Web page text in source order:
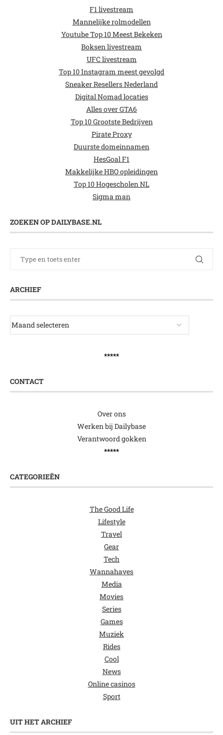
F1 livestream
Mannelijke rolmodellen
Youtube Top 10 Meest Bekeken
Boksen livestream
UFC livestream
Top 10 Instagram meest gevolgd
Sneaker Resellers Nederland
Digital Nomad locaties
Alles over GTA6
Top 10 Grootste Bedrijven
Pirate Proxy
Duurste domeinnamen
HesGoal F1
Makkelijke HBO opleidingen
Top 10 Hogescholen NL
Sigma man
ZOEKEN OP DAILYBASE.NL
ARCHIEF
*****
CONTACT
Over ons
Werken bij Dailybase
Verantwoord gokken
*****
CATEGORIEËN
The Good Life
Lifestyle
Travel
Gear
Tech
Wannahaves
Media
Movies
Series
Games
Muziek
Rides
Cool
News
Online casinos
Sport
UIT HET ARCHIEF